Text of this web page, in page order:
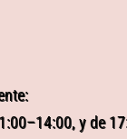
y de